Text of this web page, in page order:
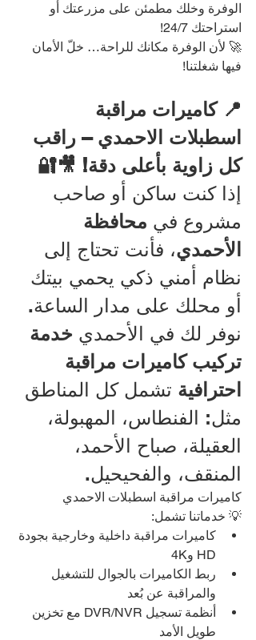
الوفرة وخلك مطمئن على مزرعتك أو
استراحتك 24/7!
🚀 لأن الوفرة مكانك للراحة… خلّ الأمان
فيها شغلتنا!
📍 كاميرات مراقبة
اسطبلات الاحمدي – راقب
كل زاوية بأعلى دقة! 🎥🔐
إذا كنت ساكن أو صاحب
مشروع في محافظة
الأحمدي، فأنت تحتاج إلى
نظام أمني ذكي يحمي بيتك
أو محلك على مدار الساعة.
نوفر لك في الأحمدي خدمة
تركيب كاميرات مراقبة
احترافية تشمل كل المناطق
مثل: الفنطاس، المهبولة،
العقيلة، صباح الأحمد،
المنقف، والفحيحيل.
كاميرات مراقبة اسطبلات الاحمدي
💡 خدماتنا تشمل:
كاميرات مراقبة داخلية وخارجية بجودة
HD و4K
ربط الكاميرات بالجوال للتشغيل
والمراقبة عن بُعد
أنظمة تسجيل DVR/NVR مع تخزين
طويل الأمد